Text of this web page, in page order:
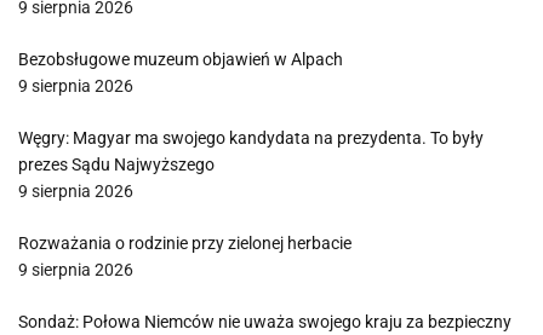
9 sierpnia 2026
Bezobsługowe muzeum objawień w Alpach
9 sierpnia 2026
Węgry: Magyar ma swojego kandydata na prezydenta. To były
prezes Sądu Najwyższego
9 sierpnia 2026
Rozważania o rodzinie przy zielonej herbacie
9 sierpnia 2026
Sondaż: Połowa Niemców nie uważa swojego kraju za bezpieczny